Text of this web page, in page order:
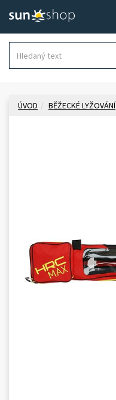
ÚVOD BĚŽECKÉ LYŽOVÁNÍ